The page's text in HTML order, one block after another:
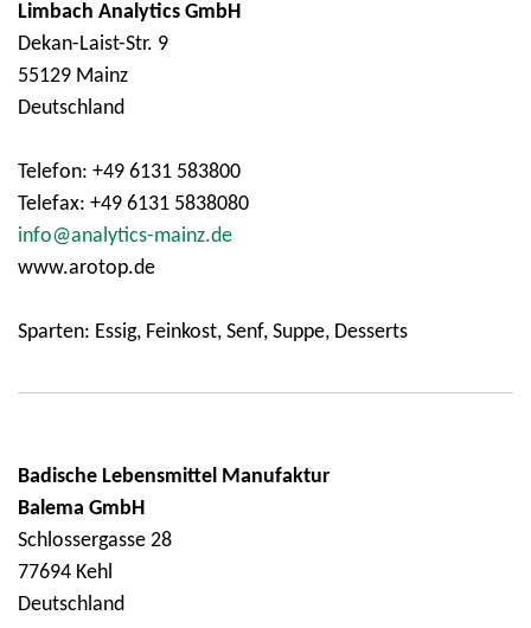
Limbach Analytics GmbH
Dekan-Laist-Str. 9
55129 Mainz
Deutschland
Telefon: +49 6131 583800
Telefax: +49 6131 5838080
info@analytics-mainz.de
www.arotop.de
Sparten: Essig, Feinkost, Senf, Suppe, Desserts
Badische Lebensmittel Manufaktur
Balema GmbH
Schlossergasse 28
77694 Kehl
Deutschland